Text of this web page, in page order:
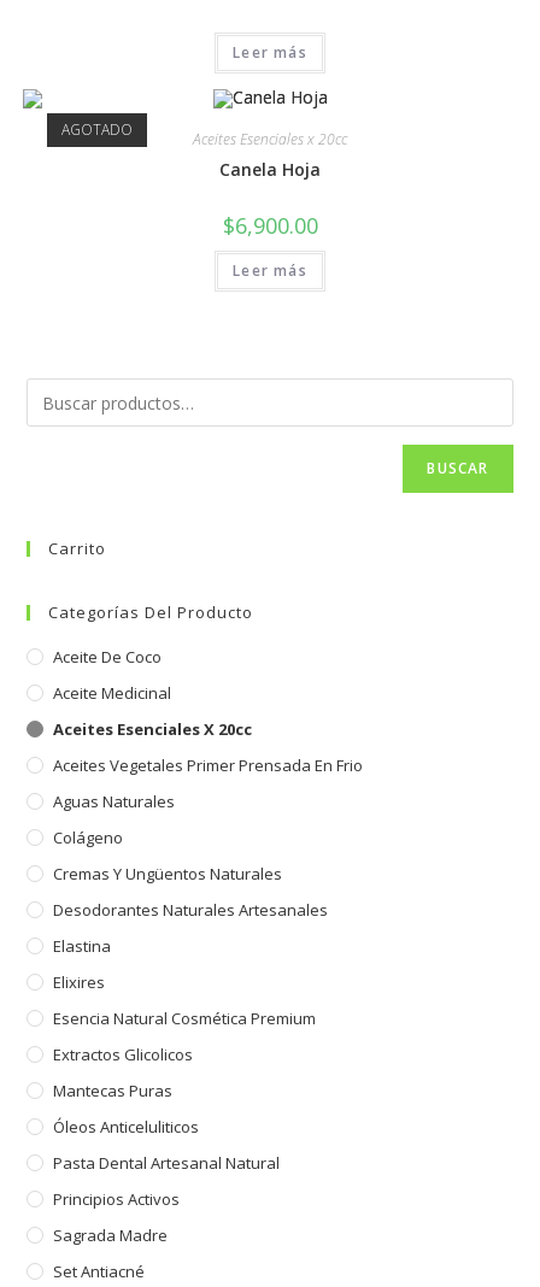
Leer más
AGOTADO Aceites Esenciales x 20cc
Canela Hoja
$6,900.00
Leer más
BUSCAR
Carrito
Categorías Del Producto
Aceite De Coco
Aceite Medicinal
Aceites Esenciales X 20cc
Aceites Vegetales Primer Prensada En Frio
Aguas Naturales
Colágeno
Cremas Y Ungüentos Naturales
Desodorantes Naturales Artesanales
Elastina
Elixires
Esencia Natural Cosmética Premium
Extractos Glicolicos
Mantecas Puras
Óleos Anticeluliticos
Pasta Dental Artesanal Natural
Principios Activos
Sagrada Madre
Set Antiacné